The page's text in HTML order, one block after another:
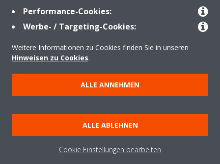
Kontakt
Hinweis zu Cookies
Datenschutzerklärung
Unternehmensethik
AGB Data Act
Performance-Cookies:
Werbe- / Targeting-Cookies:
Weitere Informationen zu Cookies finden Sie in unseren
Hinweisen zu Cookies.
ALLE ANNEHMEN
ALLE ABLEHNEN
Cookie Einstellungen bearbeiten